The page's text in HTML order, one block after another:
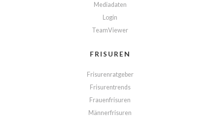
Mediadaten
Login
TeamViewer
FRISUREN
Frisurenratgeber
Frisurentrends
Frauenfrisuren
Männerfrisuren